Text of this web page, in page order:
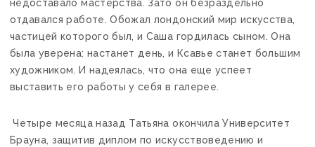
недоставало мастерства. Зато он безраздельно
отдавался работе. Обожал лондонский мир искусства,
частицей которого был, и Саша гордилась сыном. Она
была уверена: настанет день, и Ксавье станет большим
художником. И надеялась, что она еще успеет
выставить его работы у себя в галерее.
Четыре месяца назад Татьяна окончила Университет
Брауна, защитив диплом по искусствоведению и